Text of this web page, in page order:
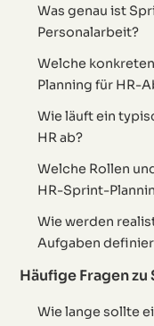
Was genau ist
Personalarbeit?
Welche
Planning für HR-
Wie läuft ein
HR ab?
Welche Rollen
HR-Sprint-
Wie werden
Aufgaben
Häufige Fragen
Wie lange sollte